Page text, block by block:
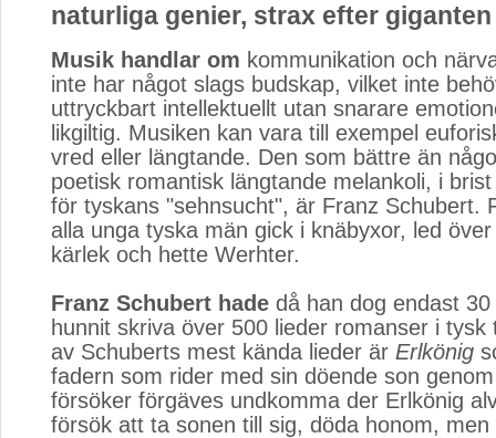
naturliga genier, strax efter
Musik handlar om kommunikation och
inte har något slags budskap, vilket inte
uttryckbart intellektuellt utan snarare
likgiltig. Musiken kan vara till exempel
vred eller längtande. Den som bättre än
poetisk romantisk längtande melankoli, i
för tyskans "sehnsucht", är Franz Schubert.
alla unga tyska män gick i knäbyxor, led
kärlek och hette Werhter.
Franz Schubert hade då han dog endast
hunnit skriva över 500 lieder romanser i tysk
av Schuberts mest kända lieder är Erlkönig
fadern som rider med sin döende son
försöker förgäves undkomma der Erlkönig
försök att ta sonen till sig, döda honom, men